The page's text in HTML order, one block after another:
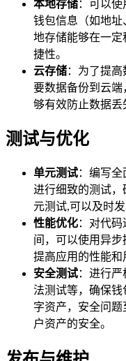
本地存储：可以使
钱包信息（如地
地存储能够在一
捷性。
云存储：为了提
要数据备份到云
够有效防止数据丢
测试与优化
单元测试：编写
进行细致的测试
元测试,可以及时
性能优化：对代
间，可以使用异
提高应用的性能和
安全测试：进行
法测试等，确保
字资产，安全问
户资产的安全。